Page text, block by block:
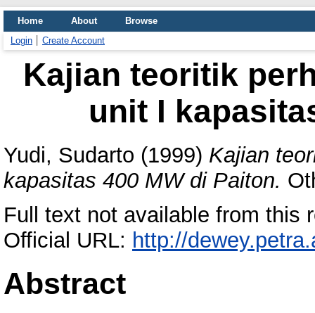
Home About
Browse
Login
Create Account
Kajian teoritik
unit I
Yudi, Sudarto (1999) Kajian
kapasitas 400 MW di Paiton.
Full text not available from this
Official URL: http://
Abstract